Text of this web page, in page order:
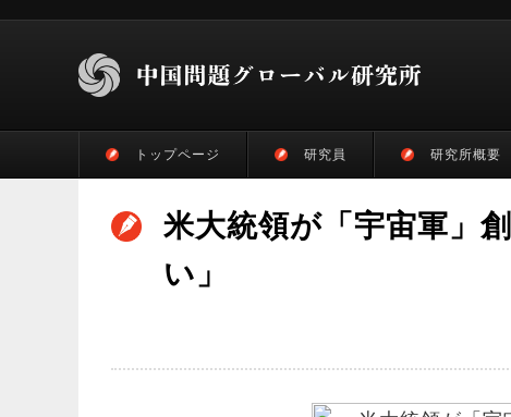
トップページ 研究員 研究所概要
米大統領が「宇宙軍」
い」